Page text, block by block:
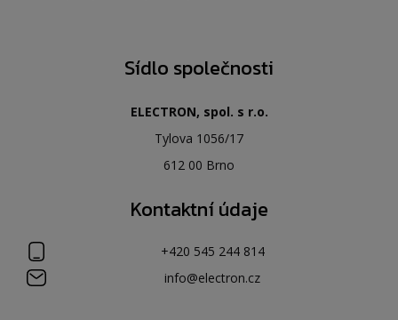
Sídlo společnosti
ELECTRON, spol. s r.o.
Tylova 1056/17
612 00 Brno
Kontaktní údaje
+420 545 244 814
info@electron.cz